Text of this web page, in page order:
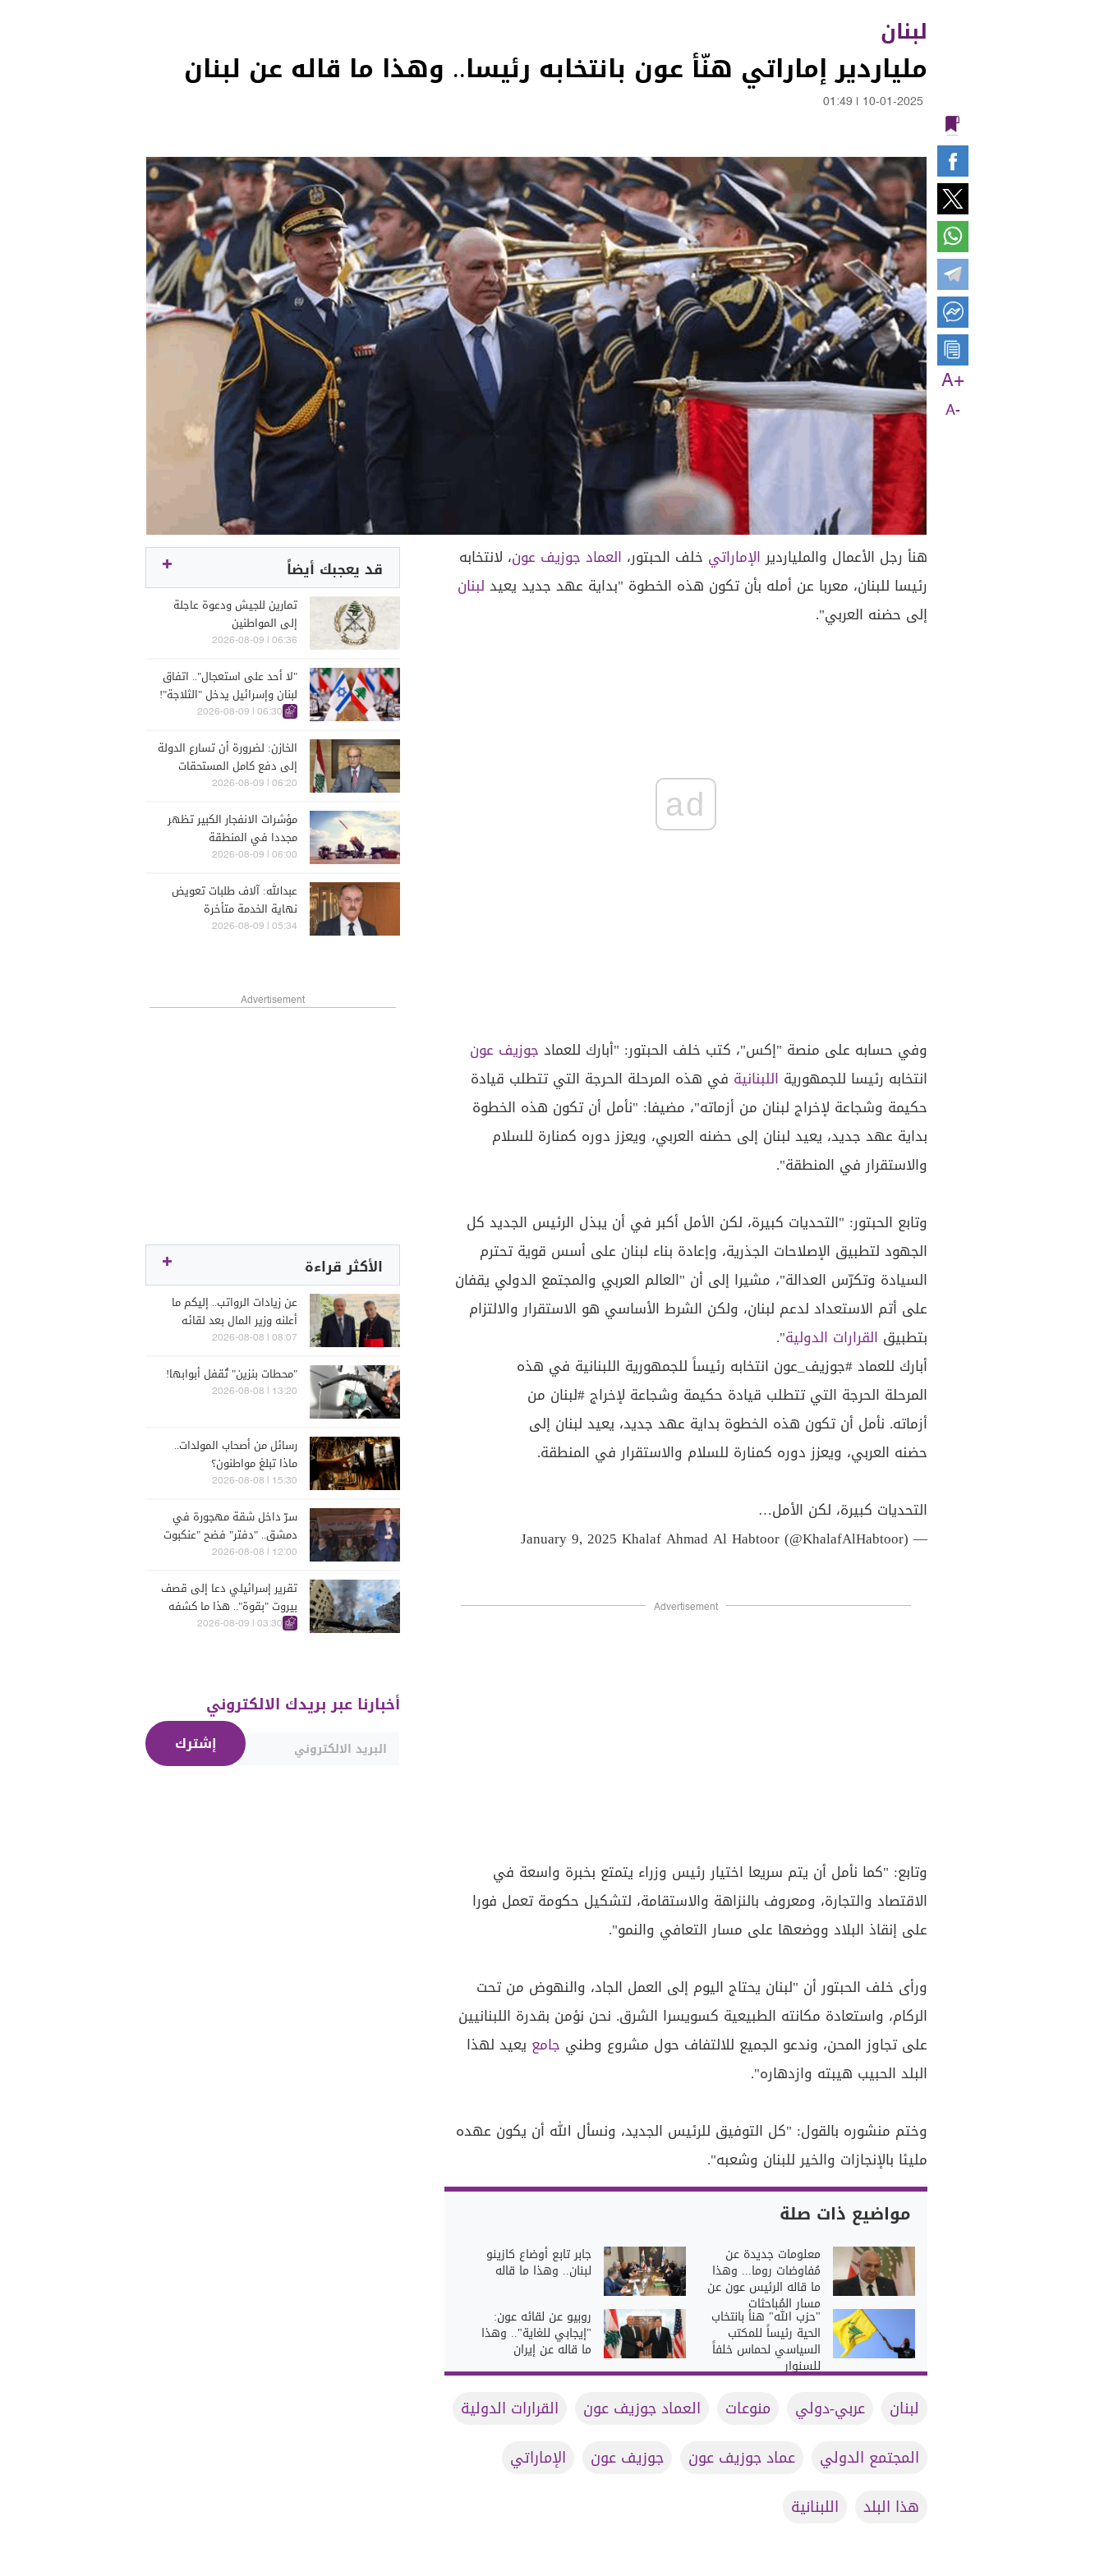
لبنان
ملياردير إماراتي هنّأ عون بانتخابه رئيسا.. وهذا ما قاله عن لبنان
10-01-2025
01:49
A+
A-
هنأ رجل الأعمال والمليارديرالإماراتي خلف الحبتور، العماد جوزيف عون، لانتخابه
رئيسا للبنان، معربا عن أمله بأن تكون هذه الخطوة "بداية عهد جديد يعيد لبنان
إلى حضنه العربي".
ad
وفي حسابه على منصة "إكس"، كتب خلف الحبتور: "أبارك للعماد جوزيف عون
انتخابه رئيسا للجمهورية اللبنانية في هذه المرحلة الحرجة التي تتطلب قيادة
حكيمة وشجاعة لإخراج لبنان من أزماته"، مضيفا: "نأمل أن تكون هذه الخطوة
بداية عهد جديد، يعيد لبنان إلى حضنه العربي، ويعزز دوره كمنارة للسلام
والاستقرار في المنطقة".
وتابع الحبتور: "التحديات كبيرة، لكن الأمل أكبر في أن يبذل الرئيس الجديد كل
الجهود لتطبيق الإصلاحات الجذرية، وإعادة بناء لبنان على أسس قوية تحترم
السيادة وتكرّس العدالة"، مشيرا إلى أن "العالم العربي والمجتمع الدولي يقفان
على أتم الاستعداد لدعم لبنان، ولكن الشرط الأساسي هو الاستقرار والالتزام
بتطبيق القرارات الدولية".
أبارك للعماد#جوزيف_عون انتخابه رئيساً للجمهورية اللبنانية في هذه
المرحلة الحرجة التي تتطلب قيادة حكيمة وشجاعة لإخراج#لبنان من
أزماته. نأمل أن تكون هذه الخطوة بداية عهد جديد، يعيد لبنان إلى
حضنه العربي، ويعزز دوره كمنارة للسلام والاستقرار في المنطقة.
التحديات كبيرة، لكن الأمل…
— Khalaf Ahmad Al Habtoor (@KhalafAlHabtoor)
January 9, 2025
Advertisement
وتابع: "كما نأمل أن يتم سريعا اختيار رئيس وزراء يتمتع بخبرة واسعة في
الاقتصاد والتجارة، ومعروف بالنزاهة والاستقامة، لتشكيل حكومة تعمل فورا
على إنقاذ البلاد ووضعها على مسار التعافي والنمو".
ورأى خلف الحبتور أن "لبنان يحتاج اليوم إلى العمل الجاد، والنهوض من تحت
الركام، واستعادة مكانته الطبيعية كسويسرا الشرق. نحن نؤمن بقدرة اللبنانيين
على تجاوز المحن، وندعو الجميع للالتفاف حول مشروع وطني جامع يعيد لهذا
البلد الحبيب هيبته وازدهاره".
وختم منشوره بالقول: "كل التوفيق للرئيس الجديد، ونسأل الله أن يكون عهده
مليئا بالإنجازات والخير للبنان وشعبه".
مواضيع ذات صلة
معلومات جديدة عن
مُفاوضات روما... وهذا
ما قاله الرئيس عون عن
مسار المُباحثات
جابر تابع أوضاع كازينو
لبنان.. وهذا ما قاله
"حزب الله" هنأ بانتخاب
الحية رئيساً للمكتب
السياسي لحماس خلفاً
للسنوار
روبيو عن لقائه عون:
"إيجابي للغاية".. وهذا
ما قاله عن إيران
لبنان عربي-دولي منوعات العماد جوزيف عون
القرارات الدولية
المجتمع الدولي
عماد جوزيف عون جوزيف عون
الإماراتي
هذا البلد
اللبنانية
قد يعجبك أيضاً
تمارين للجيش ودعوة عاجلة
إلى المواطنين
06:36 | 2026-08-09
"لا أحد على استعجال".. اتفاق
لبنان وإسرائيل يدخل "الثلاجة"!
06:30 | 2026-08-09
الخازن: لضرورة أن تسارع الدولة
إلى دفع كامل المستحقات
المتوجبة لموظفيها
06:20 | 2026-08-09
مؤشرات الانفجار الكبير تظهر
مجددا في المنطقة
06:00 | 2026-08-09
عبدالله: آلاف طلبات تعويض
نهاية الخدمة متأخرة
05:34 | 2026-08-09
Advertisement
الأكثر قراءة
عن زيادات الرواتب.. إليكم ما
أعلنه وزير المال بعد لقائه
الراعي
08:07 | 2026-08-08
"محطات بنزين" تُقفل أبوابها!
13:20 | 2026-08-08
رسائل من أصحاب المولدات..
ماذا تبلغ مواطنون؟
15:30 | 2026-08-08
سرّ داخل شقة مهجورة في
دمشق.. "دفتر" فضح "عنكبوت
الأسد"!"
12:00 | 2026-08-08
تقرير إسرائيلي دعا إلى قصف
بيروت "بقوة".. هذا ما كشفه
03:30 | 2026-08-09
أخبارنا عبر بريدك الالكتروني
إشترك